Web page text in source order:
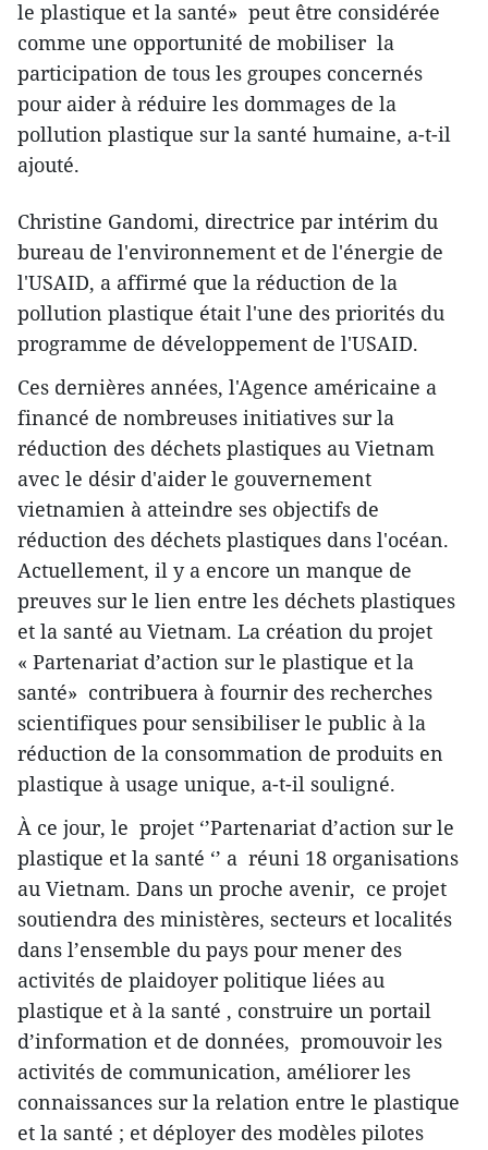
le plastique et la santé» peut être considérée
comme une opportunité de mobiliser la
participation de tous les groupes concernés
pour aider à réduire les dommages de la
pollution plastique sur la santé humaine, a-t-il
ajouté.
Christine Gandomi, directrice par intérim du
bureau de l'environnement et de l'énergie de
l'USAID, a affirmé que la réduction de la
pollution plastique était l'une des priorités du
programme de développement de l'USAID.
Ces dernières années, l'Agence américaine a
financé de nombreuses initiatives sur la
réduction des déchets plastiques au Vietnam
avec le désir d'aider le gouvernement
vietnamien à atteindre ses objectifs de
réduction des déchets plastiques dans l'océan.
Actuellement, il y a encore un manque de
preuves sur le lien entre les déchets plastiques
et la santé au Vietnam. La création du projet
« Partenariat d’action sur le plastique et la
santé» contribuera à fournir des recherches
scientifiques pour sensibiliser le public à la
réduction de la consommation de produits en
plastique à usage unique, a-t-il souligné.
À ce jour, le projet ‘’Partenariat d’action sur le
plastique et la santé ‘’ a réuni 18 organisations
au Vietnam. Dans un proche avenir, ce projet
soutiendra des ministères, secteurs et localités
dans l’ensemble du pays pour mener des
activités de plaidoyer politique liées au
plastique et à la santé , construire un portail
d’information et de données, promouvoir les
activités de communication, améliorer les
connaissances sur la relation entre le plastique
et la santé ; et déployer des modèles pilotes